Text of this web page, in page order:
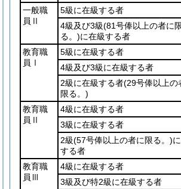
一般職
員Ⅱ
5級に在級する者
4級及び3級(81号俸以上の者に
る。)に在級する者
教育職
員Ⅰ
5級に在級する者
4級及び3級に在級する者
2級に在級する者(29号俸以上の
限る。)
教育職
員Ⅱ
4級に在級する者
3級に在級する者
2級(57号俸以上の者に限る。)
する者
教育職
員Ⅲ
4級に在級する者
3級及び特2級に在級する者